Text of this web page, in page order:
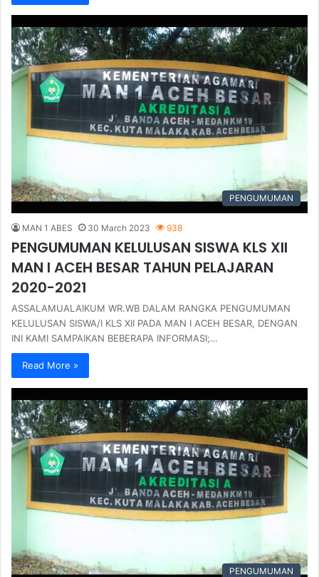
PENGUMUMAN
MAN 1 ABES 30 March 2023 938
PENGUMUMAN KELULUSAN SISWA KLS XII
MAN I ACEH BESAR TAHUN PELAJARAN
2020-2021
ASSALAMUALAIKUM WR.WB DALAM RANGKA PENGUMUMAN
KELULUSAN SISWA/I KLS XII PADA MAN I ACEH BESAR, DENGAN
INI KAMI SAMPAIKAN BEBERAPA INFORMASI;…
Read More »
PENGUMUMAN